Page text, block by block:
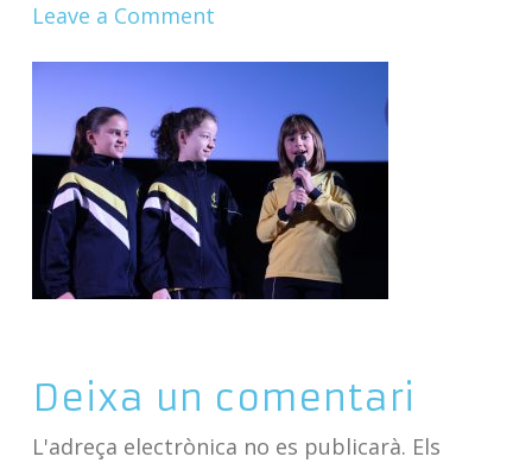
Leave a Comment
Deixa un comentari
L'adreça electrònica no es publicarà. Els